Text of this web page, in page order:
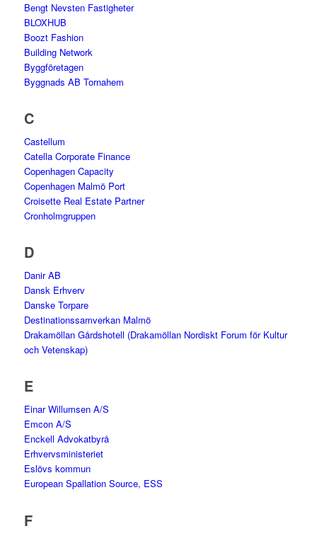
Bengt Nevsten Fastigheter
BLOXHUB
Boozt Fashion
Building Network
Byggföretagen
Byggnads AB Tornahem
C
Castellum
Catella Corporate Finance
Copenhagen Capacity
Copenhagen Malmö Port
Croisette Real Estate Partner
Cronholmgruppen
D
Danir AB
Dansk Erhverv
Danske Torpare
Destinationssamverkan Malmö
Drakamöllan Gårdshotell (Drakamöllan Nordiskt Forum för Kultur
och Vetenskap)
E
Einar Willumsen A/S
Emcon A/S
Enckell Advokatbyrå
Erhvervsministeriet
Eslövs kommun
European Spallation Source, ESS
F